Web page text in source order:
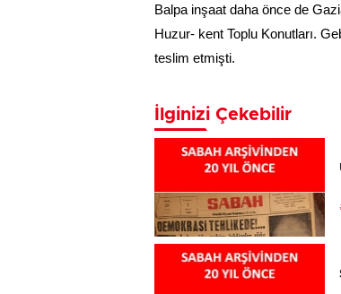
Balpa inşaat daha önce de
Huzur- kent Toplu Konutları.
teslim etmişti.
İlginizi Çekebilir